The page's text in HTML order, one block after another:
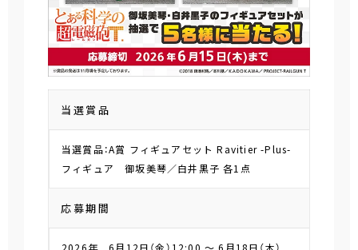
当選賞品
当選賞品：A賞 フィギュアセット Ravitier -Plus-
フィギュア 御坂美琴／白井黒子 各1点
応募期間